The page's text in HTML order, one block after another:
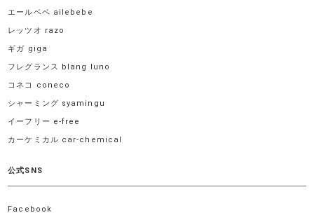
エールベベ ailebebe
レッツオ razo
ギガ giga
フレグランス blang luno
コネコ coneco
シャーミング syamingu
イーフリー e-free
カーケミカル car-chemical
公式SNS
Facebook